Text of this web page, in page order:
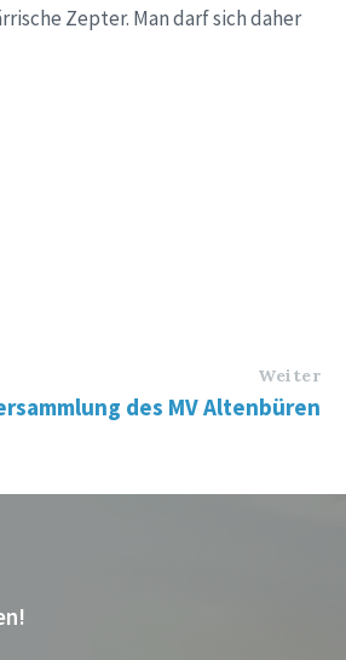
Zepter. Man darf sich daher
Weiter
des MV Altenbüren